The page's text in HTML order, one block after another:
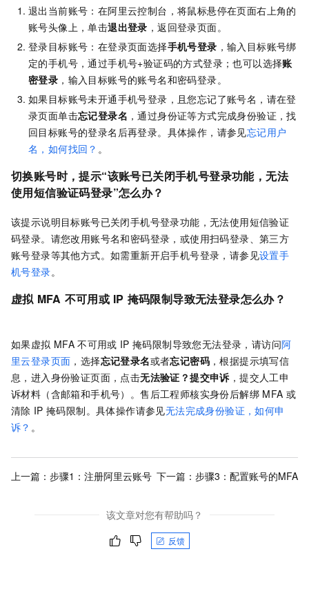
退出当前账号：在阿里云控制台，将鼠标悬停在页面右上角的
账号头像上，单击退出登录 ，返回登录页面。
登录目标账号：在登录页面选择手机号登录 ，输入目标账号绑
定的手机号，通过手机号+验证码的方式登录；也可以选择账
密登录 ，输入目标账号的账号名和密码登录。
如果目标账号未开通手机号登录，且您忘记了账号名，请在登
录页面单击忘记登录名 ，通过身份证等方式完成身份验证，找
回目标账号的登录名后再登录。具体操作，请参见忘记用户
名，如何找回？ 。
切换账号时，提示“该账号已关闭手机号登录功能，无法
使用短信验证码登录”怎么办？
该提示说明目标账号已关闭手机号登录功能，无法使用短信验证
码登录。请您改用账号名和密码登录，或使用扫码登录、第三方
账号登录等其他方式。如需重新开启手机号登录，请参见设置手
机号登录。
虚拟 MFA 不可用或 IP 掩码限制导致无法登录怎么办？
如果虚拟 MFA 不可用或 IP 掩码限制导致您无法登录，请访问阿
里云登录页面 ，选择忘记登录名或者忘记密码 ，根据提示填写信
息，进入身份验证页面，点击无法验证？提交申诉 ，提交人工申
诉材料（含邮箱和手机号）。售后工程师核实身份后解绑 MFA 或
清除 IP 掩码限制。具体操作请参见无法完成身份验证，如何申
诉？ 。
上一篇： 步骤1：注册阿里云账号 下一篇： 步骤3：配置账号的MFA
该文章对您有帮助吗？
反馈